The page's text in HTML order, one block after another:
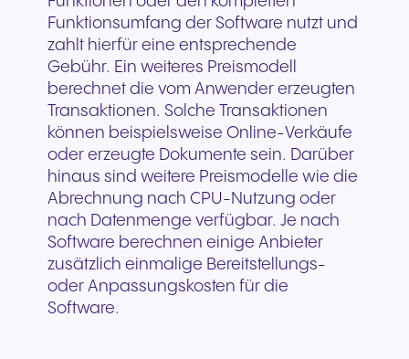
Funktionsumfang der Software nutzt und
zahlt hierfür eine entsprechende
Gebühr. Ein weiteres Preismodell
berechnet die vom Anwender erzeugten
Transaktionen. Solche Transaktionen
können beispielsweise Online-Verkäufe
oder erzeugte Dokumente sein. Darüber
hinaus sind weitere Preismodelle wie die
Abrechnung nach CPU-Nutzung oder
nach Datenmenge verfügbar. Je nach
Software berechnen einige Anbieter
zusätzlich einmalige Bereitstellungs-
oder Anpassungskosten für die
Software.